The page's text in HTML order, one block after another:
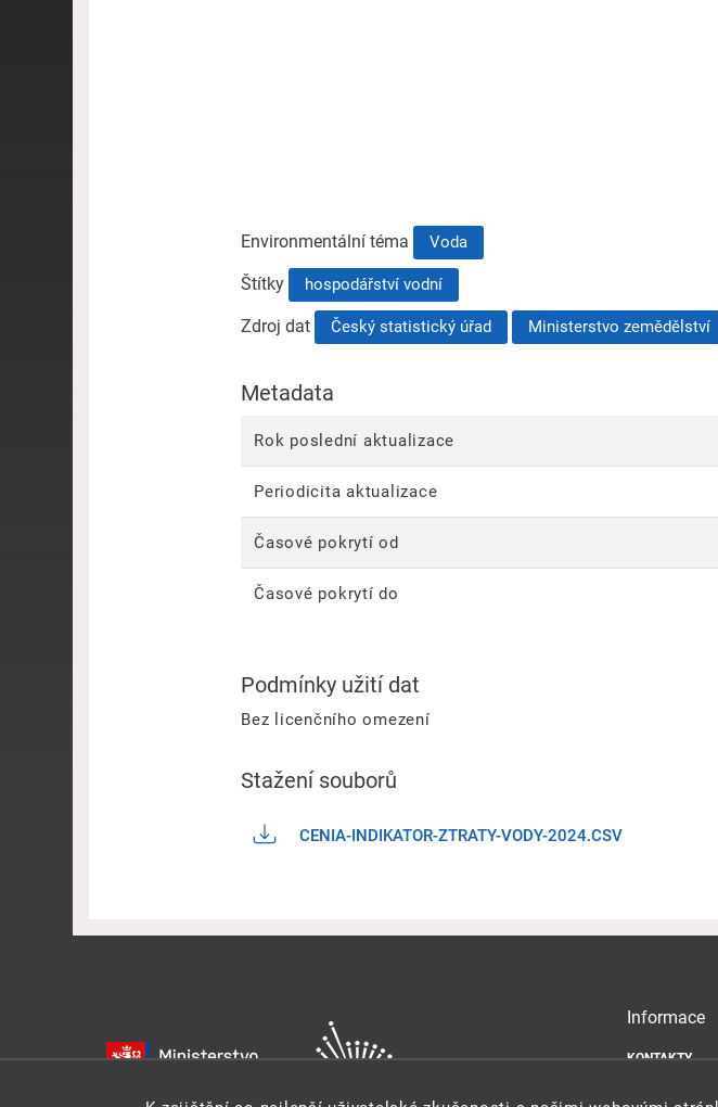
Environmentální téma Voda
Štítky hospodářství vodní
Zdroj dat Český statistický úřad Ministerstvo zemědělství
Metadata
Rok poslední aktualizace
Periodicita aktualizace
Časové pokrytí od
Časové pokrytí do
Podmínky užití dat
Bez licenčního omezení
Stažení souborů
CENIA-INDIKATOR-ZTRATY-VODY-2024.CSV
Informace
KONTAKTY